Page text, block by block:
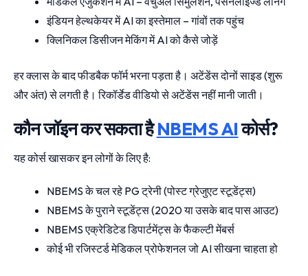
इंडियन हेल्थकेयर में AI का इस्तेमाल – गांवों तक पहुंच
क्लिनिकल डिसीजन मेकिंग में AI को कैसे जोड़ें
हर क्लास के बाद फीडबैक फॉर्म भरना पड़ता है। अटेंडेंस दोनों साइड (शुरू
और अंत) से लगती है। रिकॉर्डेड वीडियो से अटेंडेंस नहीं मानी जाती।
कौन जॉइन कर सकता हैNBEMS AIकोर्स?
यह कोर्स खासकर इन लोगों के लिए है:
NBEMS के चल रहे PG ट्रेनी (पोस्ट ग्रेजुएट स्टूडेंट्स)
NBEMS के पुराने स्टूडेंट्स (2020 या उसके बाद पास आउट)
NBEMS एक्रेडिटेड डिपार्टमेंट्स के फैकल्टी मेंबर्स
कोई भी रजिस्टर्ड मेडिकल प्रोफेशनल जो AI सीखना चाहता हो